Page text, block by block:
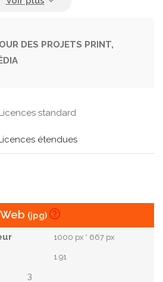
Bras Outil
Gris.
Sous Jeans
Denim
DES PROJETS PRINT,
standard
étendues
Web (jpg)
1000 px * 667 px
1.91
3